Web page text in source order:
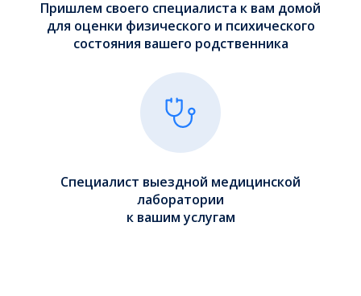
Пришлем своего специалиста к вам домой
для оценки физического и психического
состояния вашего родственника
Специалист выездной медицинской
лаборатории
к вашим услугам